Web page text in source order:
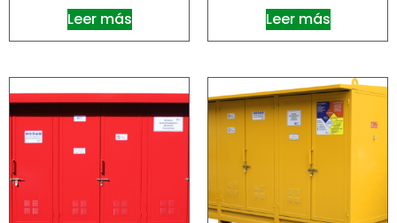
Leer más Leer más